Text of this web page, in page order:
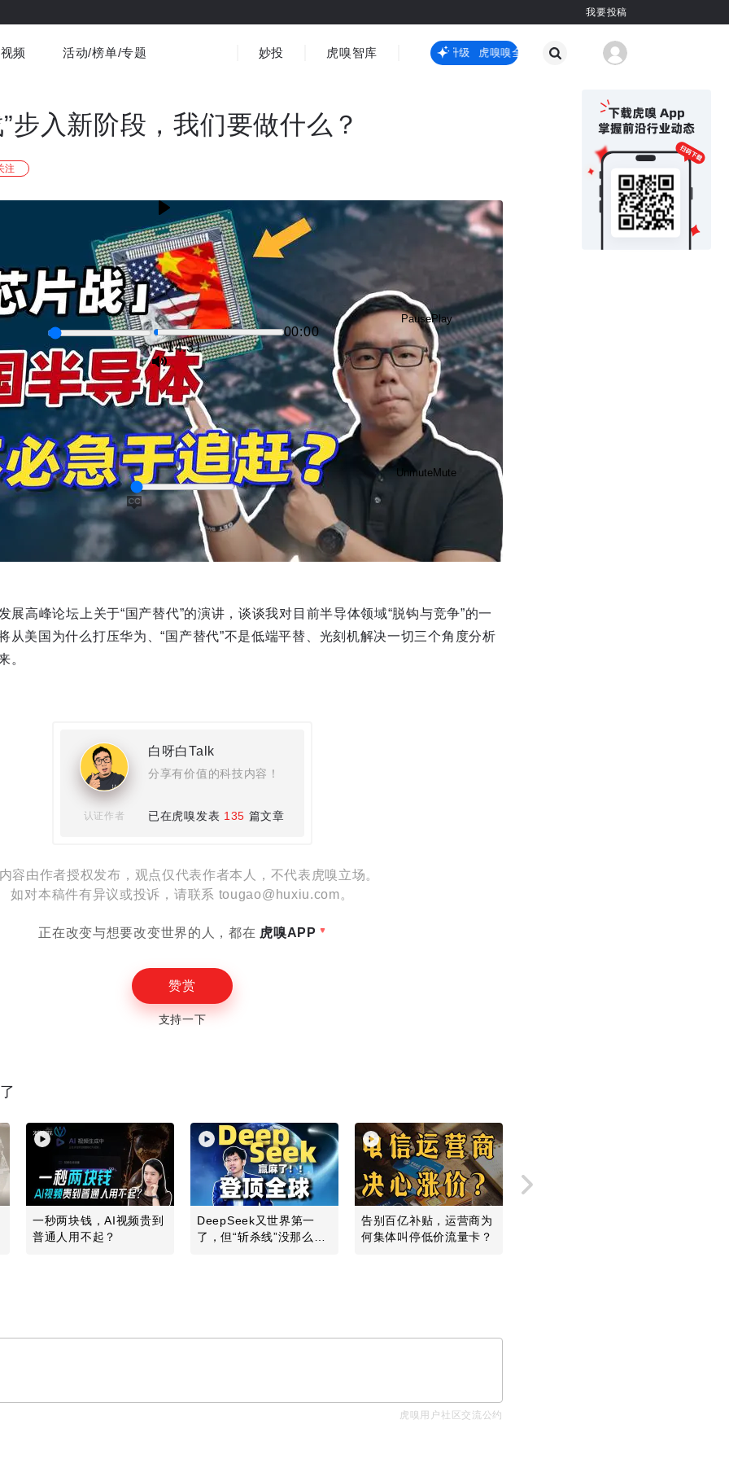
我要投稿
书影音 医疗 3C数码 观点
视频 活动/榜单/专题 妙投 虎嗅智库虎嗅嗅全新升级 虎嗅嗅全新升级
步入新阶段，我们要做什么？
注
PausePlay
00:00
-14:30
UnmuteMute
Disable captionsEnable
Exit fullscreen
展高峰论坛上关于“国产替代”的演讲，谈谈我对目前半导体领域“脱钩与竞争”的一
从美国为什么打压华为、“国产替代”不是低端平替、光刻机解决一切三个角度分析
。
白呀白Talk
分享有价值的科技内容！
认证作者 已在虎嗅发表 135 篇文章
容由作者授权发布，观点仅代表作者本人，不代表虎嗅立场。
如对本稿件有异议或投诉，请联系 tougao@huxiu.com。
正在改变与想要改变世界的人，都在 虎嗅APP
赞赏
支持一下
一秒两块钱，AI视频贵到
普通人用不起？
DeepSeek又世界第一
了，但“斩杀线”没那么简
告别百亿补贴，运营商为
何集体叫停低价流量卡？
虎嗅用户社区交流公约